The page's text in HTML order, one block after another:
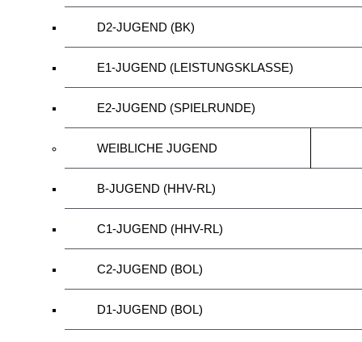
D2-JUGEND (BK)
E1-JUGEND (LEISTUNGSKLASSE)
E2-JUGEND (SPIELRUNDE)
WEIBLICHE JUGEND
B-JUGEND (HHV-RL)
C1-JUGEND (HHV-RL)
C2-JUGEND (BOL)
D1-JUGEND (BOL)